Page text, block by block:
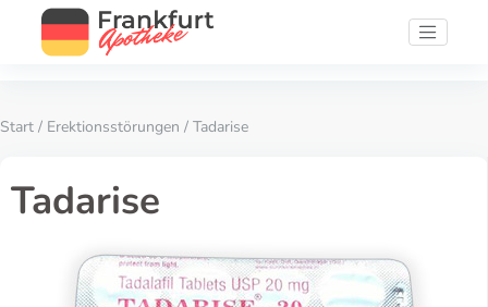
Start / Erektionsstörungen / Tadarise
Tadarise